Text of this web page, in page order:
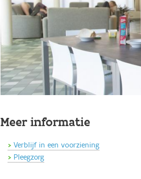
Meer informatie
Verblijf in een voorziening
Pleegzorg